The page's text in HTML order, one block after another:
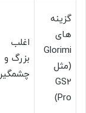
گزینه
های
Glorimi
(مثل
GS2
Pro)
اغلب
بزرگ و
چشمگیر